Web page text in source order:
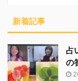
新着記事
占
の